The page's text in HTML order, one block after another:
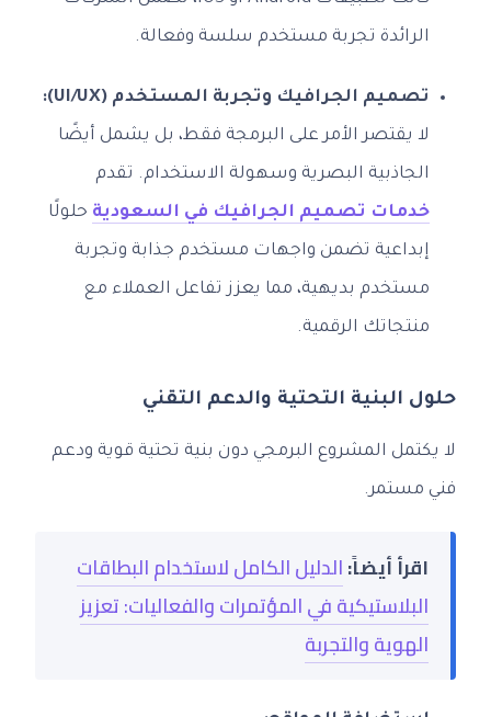
الرائدة تجربة مستخدم سلسة وفعالة.
تصميم الجرافيك وتجربة المستخدم (UI/UX):
لا يقتصر الأمر على البرمجة فقط، بل يشمل أيضًا
الجاذبية البصرية وسهولة الاستخدام. تقدم
خدمات تصميم الجرافيك في السعودية حلولًا
إبداعية تضمن واجهات مستخدم جذابة وتجربة
مستخدم بديهية، مما يعزز تفاعل العملاء مع
منتجاتك الرقمية.
حلول البنية التحتية والدعم التقني
لا يكتمل المشروع البرمجي دون بنية تحتية قوية ودعم
فني مستمر.
اقرأ أيضاً:الدليل الكامل لاستخدام البطاقات
البلاستيكية في المؤتمرات والفعاليات: تعزيز
الهوية والتجربة